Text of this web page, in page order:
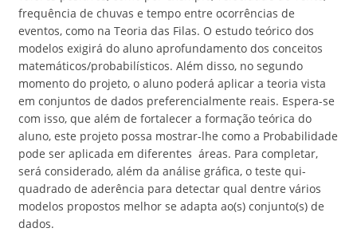
frequência de chuvas e tempo entre ocorrências de
eventos, como na Teoria das Filas. O estudo teórico dos
modelos exigirá do aluno aprofundamento dos conceitos
matemáticos/probabilísticos. Além disso, no segundo
momento do projeto, o aluno poderá aplicar a teoria vista
em conjuntos de dados preferencialmente reais. Espera-se
com isso, que além de fortalecer a formação teórica do
aluno, este projeto possa mostrar-lhe como a Probabilidade
pode ser aplicada em diferentes áreas. Para completar,
será considerado, além da análise gráfica, o teste qui-
quadrado de aderência para detectar qual dentre vários
modelos propostos melhor se adapta ao(s) conjunto(s) de
dados.